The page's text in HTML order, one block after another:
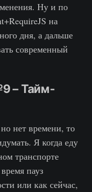
Ну и по
на
дня, а дальше
современный
– Тайм-
нет времени, то
Я когда еду
транспорте
пауз
или как сейчас,